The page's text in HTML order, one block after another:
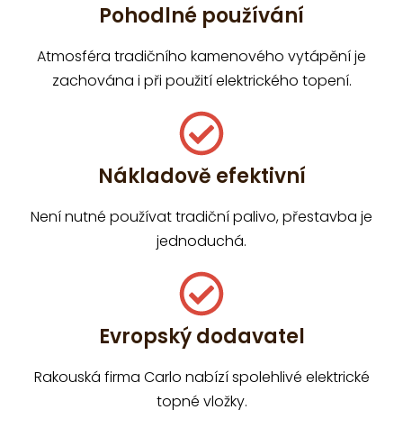
Pohodlné používání
Atmosféra tradičního kamenového vytápění je
zachována i při použití elektrického topení.
Nákladově efektivní
Není nutné používat tradiční palivo, přestavba je
jednoduchá.
Evropský dodavatel
Rakouská firma Carlo nabízí spolehlivé elektrické
topné vložky.